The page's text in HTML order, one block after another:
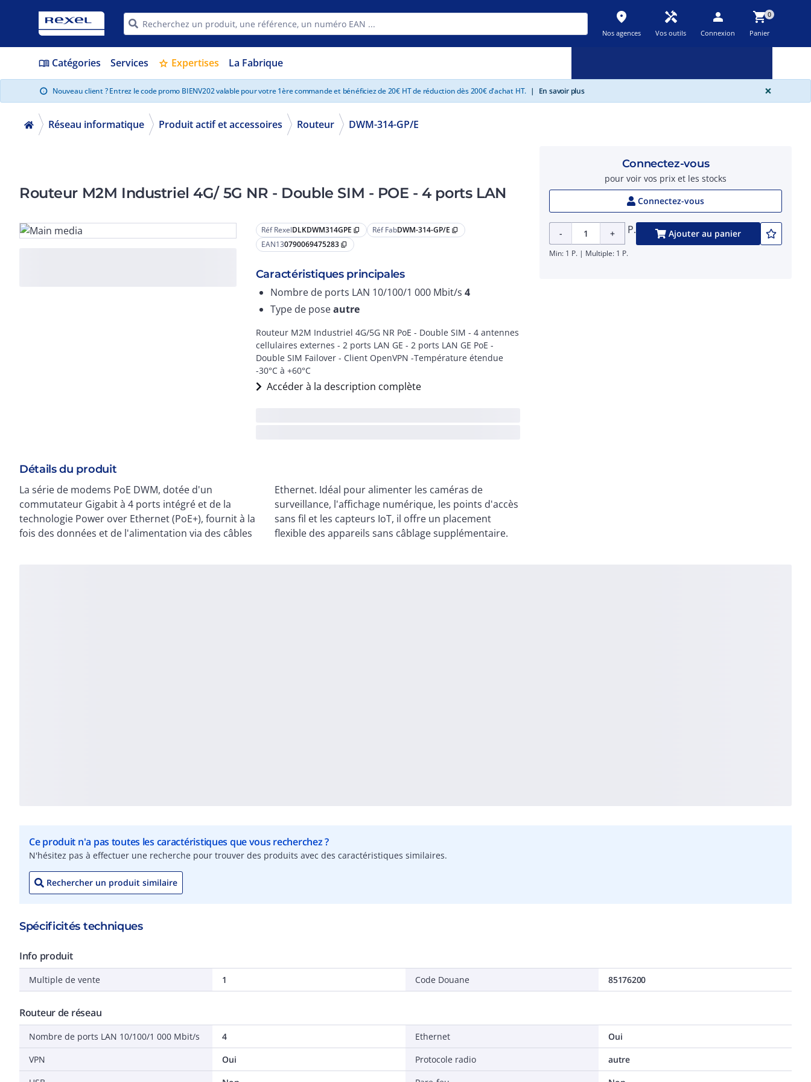
place
Nos agences
handyman
Vos outils
person
Connexion
shopping_cart0
Panier
menu_book Catégories Services star Expertises La Fabrique
info Nouveau client ? Entrez le code promo BIENV202 valable pour votre 1ère commande et bénéficiez de 20€ HT de réduction dès 200€ d'achat HT. | En savoir plus ×
Réseau informatique Produit actif et accessoires Routeur DWM-314-GP/E
Routeur M2M Industriel 4G/ 5G NR - Double SIM - POE - 4 ports LAN
Réf RexelDLKDWM314GPE content_copy Réf FabDWM-314-GP/E content_copy
EAN130790069475283 content_copy
Caractéristiques principales
Nombre de ports LAN 10/100/1 000 Mbit/s 4
Type de poseautre
Routeur M2M Industriel 4G/5G NR PoE - Double SIM - 4 antennes
cellulaires externes - 2 ports LAN GE - 2 ports LAN GE PoE -
Double SIM Failover - Client OpenVPN -Température étendue
-30°C à +60°C
Accéder à la description complète
Détails du produit
La série de modems PoE DWM, dotée d'un
commutateur Gigabit à 4 ports intégré et de la
technologie Power over Ethernet (PoE+), fournit à la
fois des données et de l'alimentation via des câbles
Ethernet. Idéal pour alimenter les caméras de
surveillance, l'affichage numérique, les points d'accès
sans fil et les capteurs IoT, il offre un placement
flexible des appareils sans câblage supplémentaire.
Connectez-vous
pour voir vos prix et les stocks
Connectez-vous
- + P. Ajouter au panier
Min: 1 P. | Multiple: 1 P.
Ce produit n'a pas toutes les caractéristiques que vous recherchez ?
N'hésitez pas à effectuer une recherche pour trouver des produits avec des caractéristiques similaires.
Rechercher un produit similaire
Spécificités techniques
Info produit
Multiple de vente 1 Code Douane 85176200
Routeur de réseau
Nombre de ports LAN 10/100/1 000 Mbit/s
4
VPN
Oui
Ethernet
Oui
Protocole radio
autre